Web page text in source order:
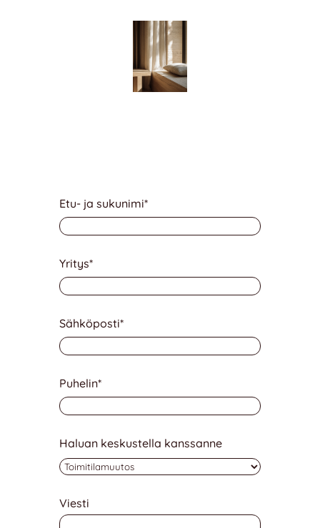
Etu- ja sukunimi*
Yritys*
Sähköposti*
Puhelin*
Haluan keskustella kanssanne
Viesti